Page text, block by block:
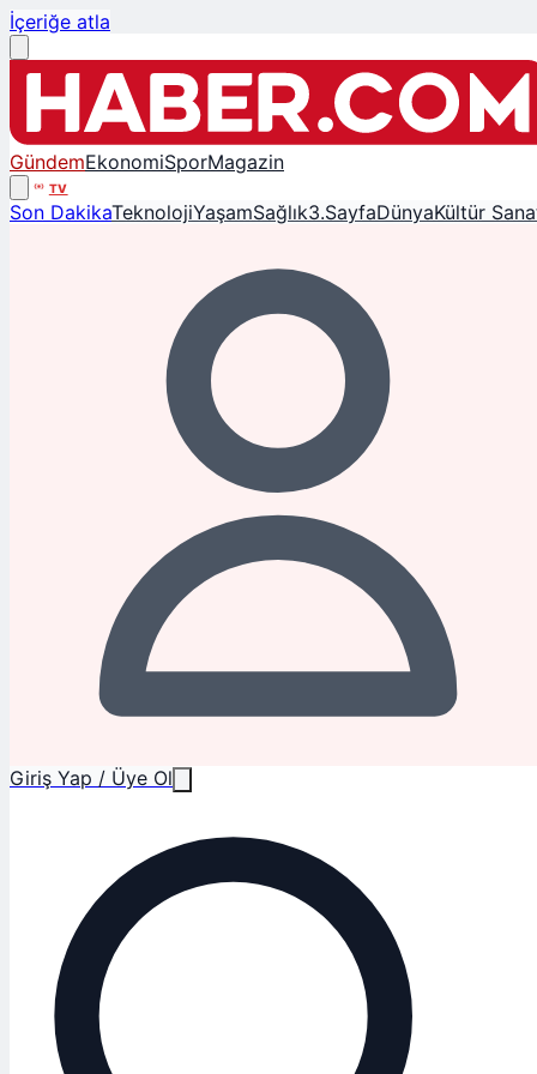
İçeriğe atla
GündemEkonomiSporMagazin
TV
Son DakikaTeknolojiYaşamSağlık3.SayfaDünyaKültür
Giriş Yap / Üye Ol